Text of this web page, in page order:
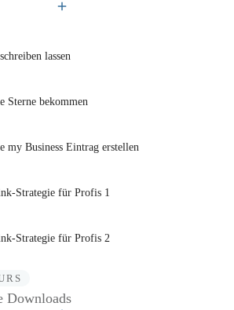
lassen
Sterne bekommen
my Business Eintrag erstellen
Strategie für Profis 1
Strategie für Profis 2
Downloads